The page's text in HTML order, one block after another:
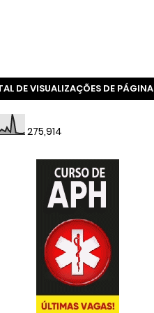
DE VISUALIZAÇÕES DE PÁGINA
275,914